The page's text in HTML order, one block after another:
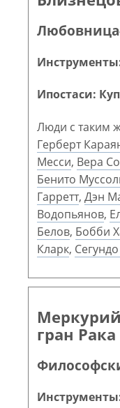
Ипостаси:
Люди с таким
Герберт
Месси, Вера
Бенито
Гарретт, Дэн
Водопьянов,
Белов, Бобби
Кларк,
гран Рака